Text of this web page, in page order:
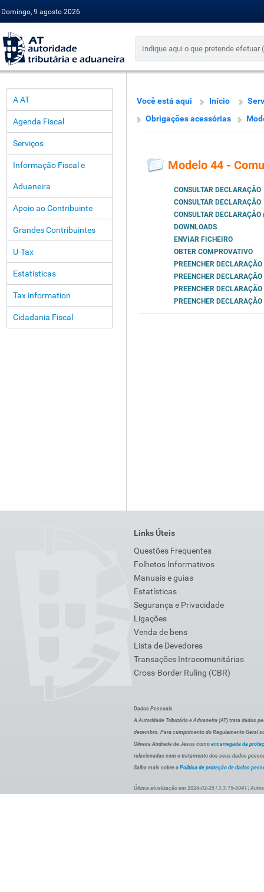
Domingo, 9 agosto 2026
A AT
Agenda Fiscal
Serviços
Informação Fiscal e
Aduaneira
Apoio ao Contribuinte
Grandes Contribuintes
U-Tax
Estatísticas
Tax information
Cidadania Fiscal
Você está aqui Início
Obrigações acessórias
Modelo 44 -
CONSULTAR DECLARAÇÃO
CONSULTAR DECLARAÇÃO
CONSULTAR
DOWNLOADS
ENVIAR FICHEIRO
OBTER COMPROVATIVO
PREENCHER DECLARAÇÃO
PREENCHER DECLARAÇÃO
PREENCHER DECLARAÇÃO
PREENCHER
Links Úteis
Questões Frequentes
Folhetos Informativos
Manuais e guias
Estatísticas
Segurança e Privacidade
Ligações
Venda de bens
Lista de Devedores
Transações Intracomunitárias
Cross-Border Ruling (CBR)
Dados Pessoais
A Autoridade Tributária e Aduaneira (AT) trata dados
dezembro. Para cumprimento do Regulamento Geral
Oliveira Andrade de Jesus como encarregada da
relacionadas com o tratamento dos seus dados
Saiba mais sobre a Política de proteção de dados
Última atualização em 2026-02-25 | 3.3.15-6041 |